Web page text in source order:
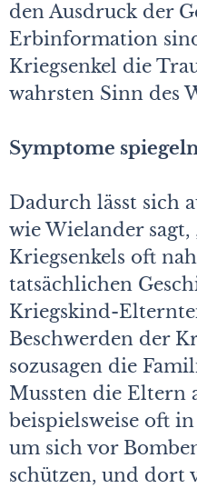
den Ausdruck der
Erbinformation
Kriegsenkel die
wahrsten Sinn des
Symptome
Dadurch lässt sich
wie Wielander sagt,
Kriegsenkels oft
tatsächlichen
Kriegskind-
Beschwerden der
sozusagen die
Mussten die Eltern
beispielsweise oft
um sich vor
schützen­, und dort